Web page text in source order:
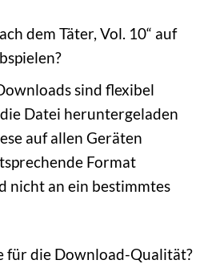
dem Täter, Vol. 10“ auf
sind flexibel
Datei heruntergeladen
auf allen Geräten
Format
nicht an ein bestimmtes
für die Download-Qualität?